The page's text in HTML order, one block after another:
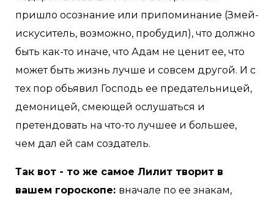
пришло осознание или припоминание (Змей-
искуситель, возможно, пробудил), что должно
быть как-то иначе, что Адам не ценит ее, что
может быть жизнь лучше и совсем другой. И с
тех пор обьявил Господь ее предательницей,
демоницей, смеющей ослушаться и
претендовать на что-то лучшее и большее,
чем дал ей сам создатель.
Так вот - то же самое Лилит творит в
вашем гороскопе: вначале по ее знакам,